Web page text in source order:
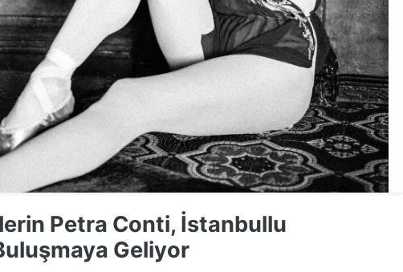
Petra Conti, İstanbullu
Geliyor